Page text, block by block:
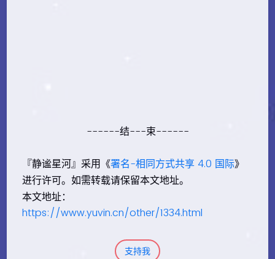
------结---束------
『静谧星河』采用《署名-相同方式共享 4.0 国际》
进行许可。如需转载请保留本文地址。
本文地址：
https://www.yuvin.cn/other/1334.html
支持我